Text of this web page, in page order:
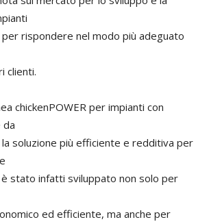
rispondere nel modo più adeguato
clienti.
chickenPOWER per impianti con
da
soluzione più efficiente e redditiva per
stato infatti sviluppato non solo per
ed efficiente, ma anche per